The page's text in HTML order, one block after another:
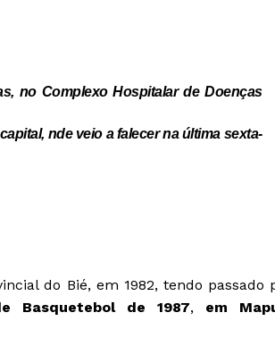
no Complexo Hospitalar de Doenças
nde veio a falecer na última sexta-
do Bié, em 1982, tendo passado
Basquetebol de 1987, em